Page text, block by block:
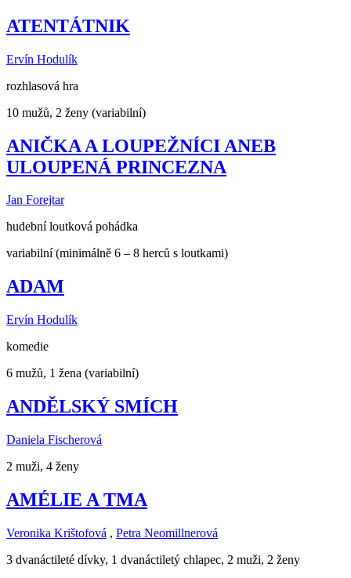
ATENTÁTNIK
Ervín Hodulík
rozhlasová hra
10 mužů, 2 ženy (variabilní)
ANIČKA A LOUPEŽNÍCI ANEB
ULOUPENÁ PRINCEZNA
Jan Forejtar
hudební loutková pohádka
variabilní (minimálně 6 – 8 herců s loutkami)
ADAM
Ervín Hodulík
komedie
6 mužů, 1 žena (variabilní)
ANDĚLSKÝ SMÍCH
Daniela Fischerová
2 muži, 4 ženy
AMÉLIE A TMA
Veronika Krištofová , Petra Neomillnerová
3 dvanáctileté dívky, 1 dvanáctiletý chlapec, 2 muži, 2 ženy